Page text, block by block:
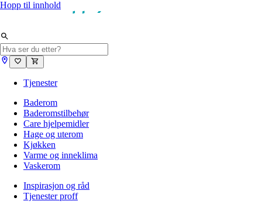
Hopp til innhold
Tjenester
Baderom
Baderomstilbehør
Care hjelpemidler
Hage og uterom
Kjøkken
Varme og inneklima
Vaskerom
Inspirasjon og råd
Tjenester proff